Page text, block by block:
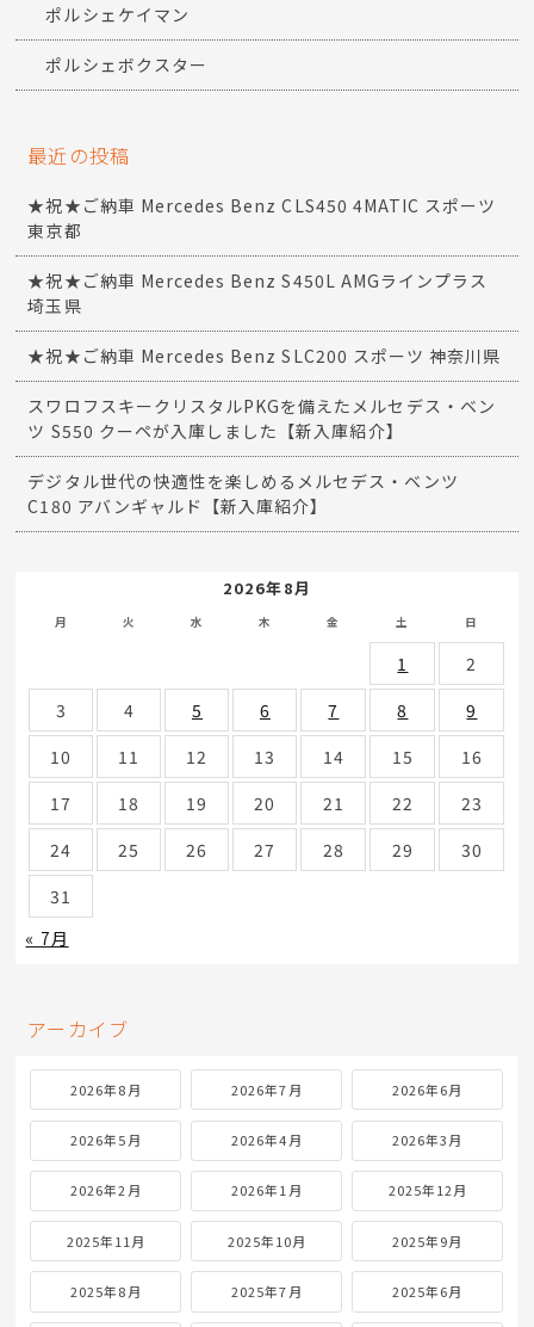
ポルシェケイマン
ポルシェボクスター
最近の投稿
★祝★ご納車 Mercedes Benz CLS450 4MATIC スポーツ
東京都
★祝★ご納車 Mercedes Benz S450L AMGラインプラス
埼玉県
★祝★ご納車 Mercedes Benz SLC200 スポーツ 神奈川県
スワロフスキークリスタルPKGを備えたメルセデス・ベン
ツ S550 クーペが入庫しました【新入庫紹介】
デジタル世代の快適性を楽しめるメルセデス・ベンツ
C180 アバンギャルド【新入庫紹介】
2026年8月
月 火 水 木 金 土 日
1
2
3
4 5 6 7 8
9
10
11 12 13 14 15
16
17
18 19 20 21 22
23
24
25 26 27 28 29
30
31
« 7月
アーカイブ
2026年8月 2026年7月 2026年6月
2026年5月 2026年4月 2026年3月
2026年2月 2026年1月 2025年12月
2025年11月 2025年10月 2025年9月
2025年8月 2025年7月 2025年6月